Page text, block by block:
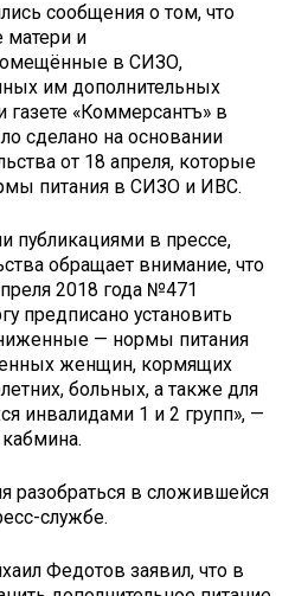
сообщения о том, что
и
в СИЗО,
им дополнительных
газете «Коммерсантъ» в
сделано на основании
от 18 апреля, которые
питания в СИЗО и ИВС.
публикациями в прессе,
обращает внимание, что
2018 года №471
предписано установить
— нормы питания
женщин, кормящих
больных, а также для
инвалидами 1 и 2 групп», —
разобраться в сложившейся
службе.
Федотов заявил, что в